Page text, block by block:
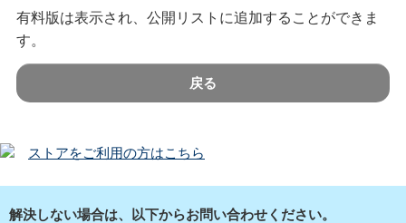
有料版は表示され、公開リストに追加することができま
す。
戻る
ストアをご利用の方はこちら
解決しない場合は、以下からお問い合わせください。